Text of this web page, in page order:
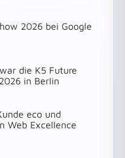
2026 bei Google
die K5 Future
in Berlin
eco und
Web Excellence